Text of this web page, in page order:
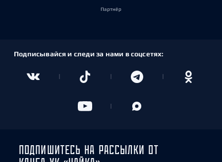
Партнёр
Подписывайся и следи за нами в соцсетях:
ПОДПИШИТЕСЬ НА РАССЫЛКИ ОТ